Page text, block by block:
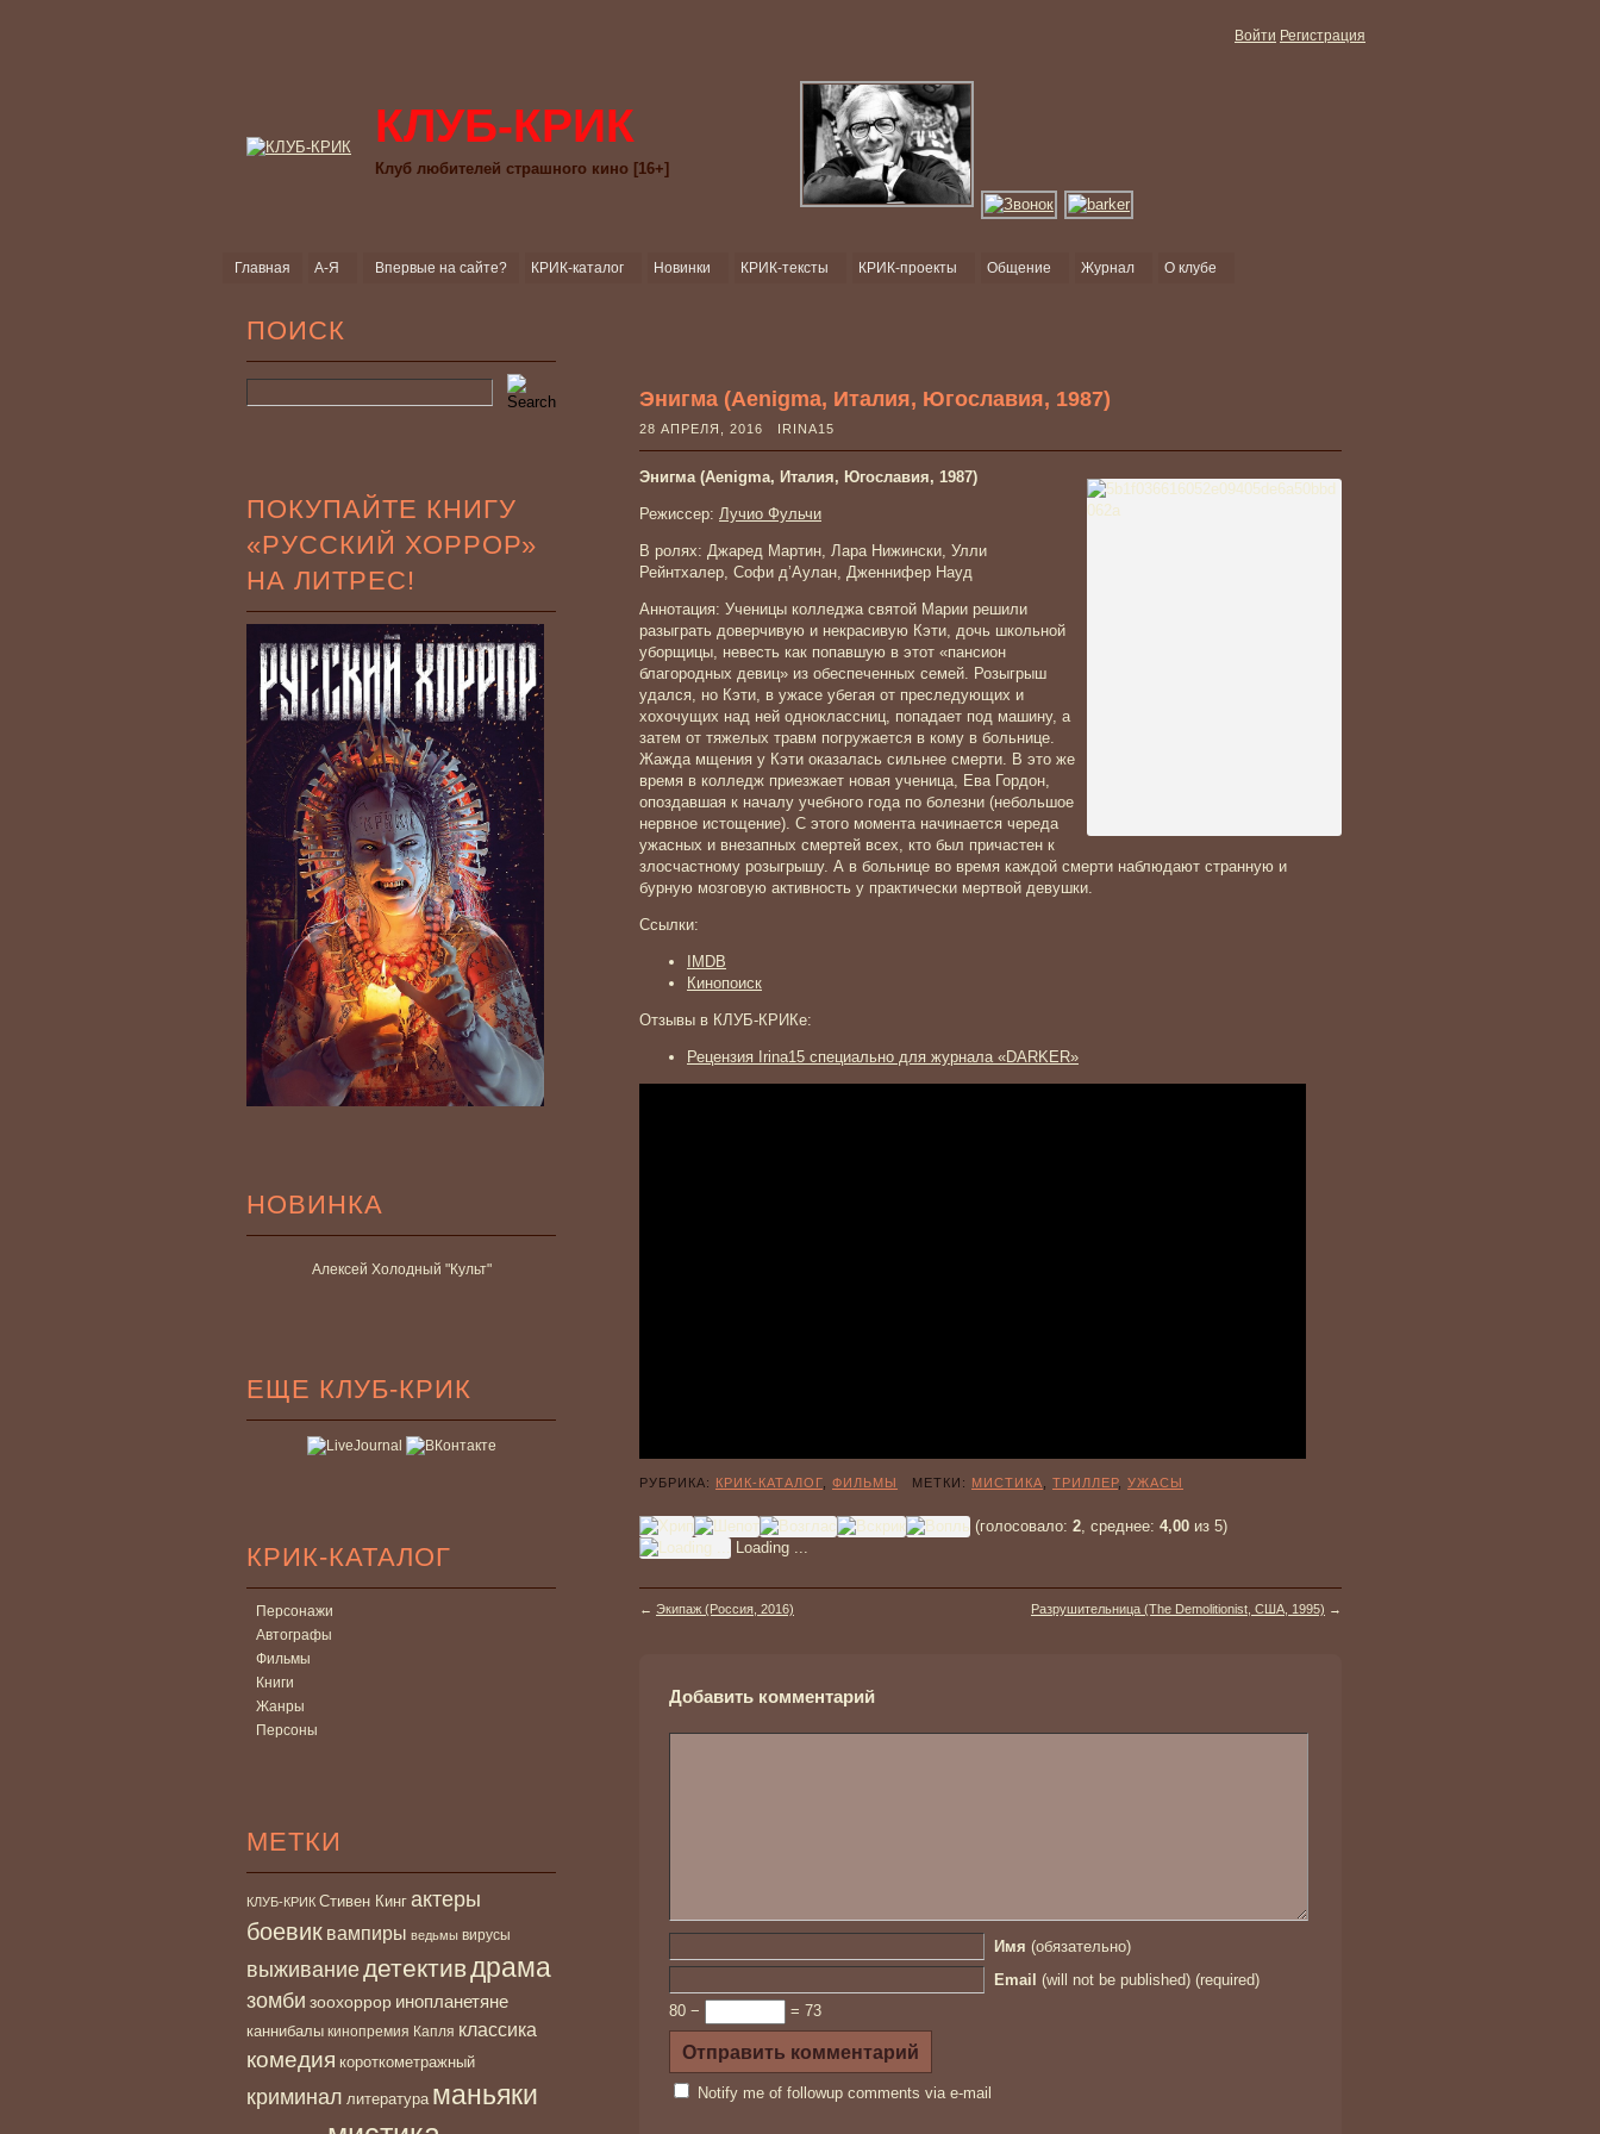
Войти Регистрация
КЛУБ-КРИК
Клуб любителей страшного кино [16+]
Главная А-Я Впервые на сайте? КРИК-каталог Новинки КРИК-тексты КРИК-проекты Общение Журнал О клубе
ПОИСК
ПОКУПАЙТЕ КНИГУ
«РУССКИЙ ХОРРОР»
НА ЛИТРЕС!
НОВИНКА
Алексей Холодный "Культ"
ЕЩЕ КЛУБ-КРИК
КРИК-КАТАЛОГ
Персонажи
Автографы
Фильмы
Книги
Жанры
Персоны
МЕТКИ
КЛУБ-КРИК Стивен Кинг актеры
боевик вампиры ведьмы вирусы
выживаниедетективдрама
зомби зоохоррор инопланетяне
каннибалы кинопремия Капля классика
комедия короткометражный
криминал литература маньяки
Энигма (Aenigma, Италия, Югославия, 1987)
28 АПРЕЛЯ, 2016 IRINA15
Энигма (Aenigma, Италия, Югославия, 1987)
Режиссер: Лучио Фульчи
В ролях: Джаред Мартин, Лара Нижински, Улли
Рейнтхалер, Софи д’Аулан, Дженнифер Науд
Аннотация: Ученицы колледжа святой Марии решили
разыграть доверчивую и некрасивую Кэти, дочь школьной
уборщицы, невесть как попавшую в этот «пансион
благородных девиц» из обеспеченных семей. Розыгрыш
удался, но Кэти, в ужасе убегая от преследующих и
хохочущих над ней одноклассниц, попадает под машину, а
затем от тяжелых травм погружается в кому в больнице.
Жажда мщения у Кэти оказалась сильнее смерти. В это же
время в колледж приезжает новая ученица, Ева Гордон,
опоздавшая к началу учебного года по болезни (небольшое
нервное истощение). С этого момента начинается череда
ужасных и внезапных смертей всех, кто был причастен к
злосчастному розыгрышу. А в больнице во время каждой смерти наблюдают странную и
бурную мозговую активность у практически мертвой девушки.
Ссылки:
IMDB
Кинопоиск
Отзывы в КЛУБ-КРИКе:
Рецензия Irina15 специально для журнала «DARKER»
РУБРИКА: КРИК-КАТАЛОГ ФИЛЬМЫ МЕТКИ: МИСТИКА ТРИЛЛЕР, УЖАСЫ
(голосовало: 2, среднее: 4,00 из 5)
Loading ...
← Экипаж (Россия, 2016) Разрушительница (The Demolitionist, США, 1995) →
Добавить комментарий
Имя (обязательно)
Email (will not be published) (required)
80 −
= 73
Notify me of followup comments via e-mail